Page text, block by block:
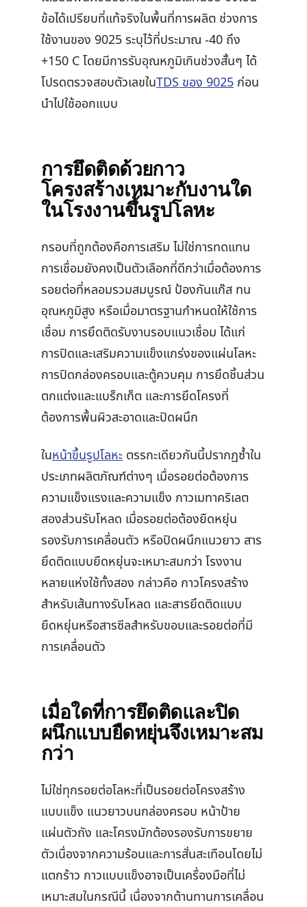
ข้อได้เปรียบที่แท้จริงในพื้นที่การผลิต ช่วงการ
ใช้งานของ 9025 ระบุไว้ที่ประมาณ -40 ถึง
+150 C โดยมีการรับอุณหภูมิเกินช่วงสั้นๆ ได้
โปรดตรวจสอบตัวเลขในTDS ของ 9025 ก่อน
นำไปใช้ออกแบบ
การยึดติดด้วยกาว
โครงสร้างเหมาะกับงานใด
ในโรงงานขึ้นรูปโลหะ
กรอบที่ถูกต้องคือการเสริม ไม่ใช่การทดแทน
การเชื่อมยังคงเป็นตัวเลือกที่ดีกว่าเมื่อต้องการ
รอยต่อที่หลอมรวมสมบูรณ์ ป้องกันแก๊ส ทน
อุณหภูมิสูง หรือเมื่อมาตรฐานกำหนดให้ใช้การ
เชื่อม การยึดติดรับงานรอบแนวเชื่อม ได้แก่
การปิดและเสริมความแข็งแกร่งของแผ่นโลหะ
การปิดกล่องครอบและตู้ควบคุม การยึดชิ้นส่วน
ตกแต่งและแบร็กเก็ต และการยึดโครงที่
ต้องการพื้นผิวสะอาดและปิดผนึก
ในหน้าขึ้นรูปโลหะ ตรรกะเดียวกันนี้ปรากฏซ้ำใน
ประเภทผลิตภัณฑ์ต่างๆ เมื่อรอยต่อต้องการ
ความแข็งแรงและความแข็ง กาวเมทาคริเลต
สองส่วนรับโหลด เมื่อรอยต่อต้องยืดหยุ่น
รองรับการเคลื่อนตัว หรือปิดผนึกแนวยาว สาร
ยึดติดแบบยืดหยุ่นจะเหมาะสมกว่า โรงงาน
หลายแห่งใช้ทั้งสอง กล่าวคือ กาวโครงสร้าง
สำหรับเส้นทางรับโหลด และสารยึดติดแบบ
ยืดหยุ่นหรือสารซีลสำหรับขอบและรอยต่อที่มี
การเคลื่อนตัว
เมื่อใดที่การยึดติดและปิด
ผนึกแบบยืดหยุ่นจึงเหมาะสม
กว่า
ไม่ใช่ทุกรอยต่อโลหะที่เป็นรอยต่อโครงสร้าง
แบบแข็ง แนวยาวบนกล่องครอบ หน้าป้าย
แผ่นตัวถัง และโครงมักต้องรองรับการขยาย
ตัวเนื่องจากความร้อนและการสั่นสะเทือนโดยไม่
แตกร้าว กาวแบบแข็งอาจเป็นเครื่องมือที่ไม่
เหมาะสมในกรณีนี้ เนื่องจากต้านทานการเคลื่อน